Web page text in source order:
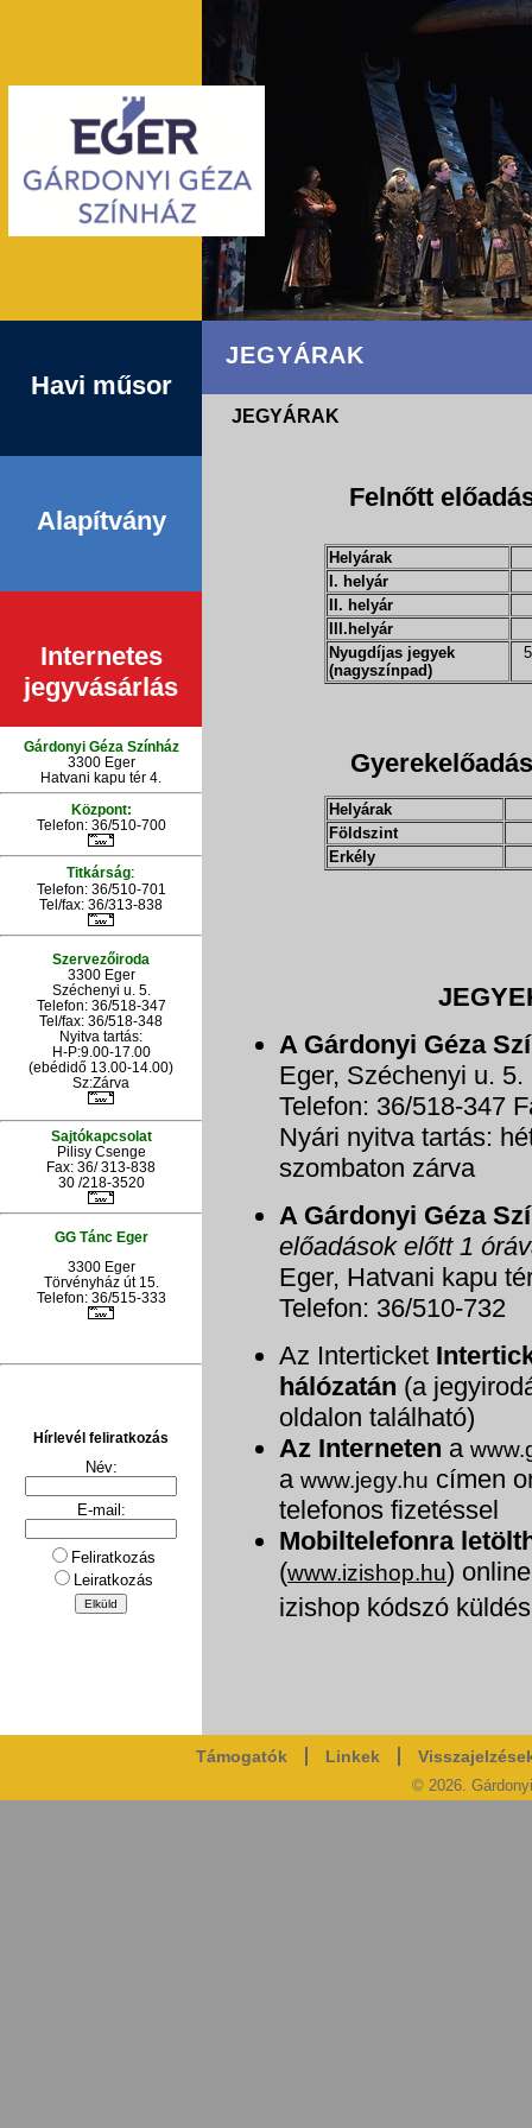
Havi műsor
Alapítvány
Internetes
jegyvásárlás
Gárdonyi Géza Színház
3300 Eger
Hatvani kapu tér 4.
Központ:
Telefon: 36/510-700
Titkárság:
Telefon: 36/510-701
Tel/fax: 36/313-838
Szervezőiroda
3300 Eger
Széchenyi u. 5.
Telefon: 36/518-347
Tel/fax: 36/518-348
Nyitva tartás:
H-P:9.00-17.00
(ebédidő 13.00-14.00)
Sz:Zárva
Sajtókapcsolat
Pilisy Csenge
Fax: 36/ 313-838
30 /218-3520
GG Tánc Eger
3300 Eger
Törvényház út 15.
Telefon: 36/515-333
Hírlevél feliratkozás
Név:
E-mail:
Feliratkozás
Leiratkozás
JEGYÁRAK
JEGYÁRAK
Felnőtt
Helyárak
I. helyár
II. helyár
III.helyár
Nyugdíjas jegyek
(nagyszínpad)
Helyárak
Földszint
Erkély
A Gárdonyi Géza
Eger, Széchenyi u. 5.
Telefon: 36/518-347
Nyári nyitva tartás:
szombaton zárva
A Gárdonyi Géza
előadások előtt 1
Eger, Hatvani kapu
Telefon: 36/510-732
Az Interticket
hálózatán (a
oldalon található)
Az Interneten a
a www.jegy.hu címen
telefonos fizetéssel
Mobiltelefonra
(www.izishop.hu)
izishop kódszó
Támogatók Linkek
© 2026.